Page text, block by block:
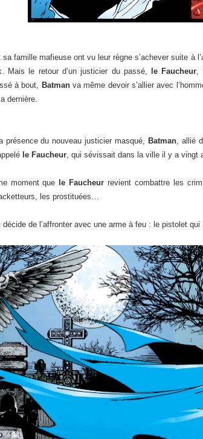
famille mafieuse ont vu leur règne s’achever suite à
Mais le retour d’un justicier du passé,
le Faucheur,
à bout, Batmanva même devoir s’allier avec
dernière.
présence du nouveau justicier masqué, Batman, allié
le Faucheur, qui sévissait dans la ville il y a vingt
moment que le Faucheur revient combattre les
les prostituées…
décide de l’affronter avec une arme à feu : le pistolet